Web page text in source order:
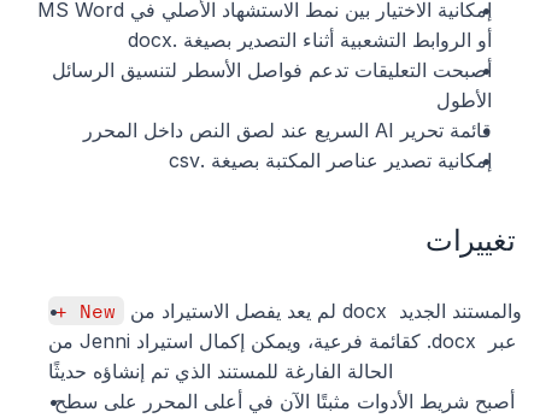
أو الروابط التشعبية أثناء التصدير بصيغة .docx
الأطول
قائمة تحرير AI السريع عند لصق النص داخل المحرر
إمكانية تصدير عناصر المكتبة بصيغة .csv
تغييرات
+ New
من Jenni كقائمة فرعية، ويمكن إكمال استيراد .docx عبر
الحالة الفارغة للمستند الذي تم إنشاؤه حديثًا
أصبح شريط الأدوات مثبتًا الآن في أعلى المحرر على سطح